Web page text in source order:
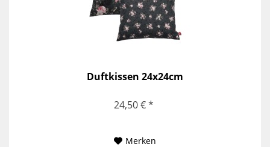
Duftkissen 24x24cm
24,50 € *
Merken